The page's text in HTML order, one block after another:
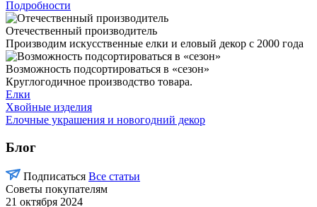
Подробности
Отечественный производитель
Производим искусственные елки и еловый декор с 2000 года
Возможность подсортироваться в «сезон»
Круглогодичное производство товара.
Елки
Хвойные изделия
Елочные украшения и новогодний декор
Блог
Подписаться Все статьи
Советы покупателям
21 октября 2024